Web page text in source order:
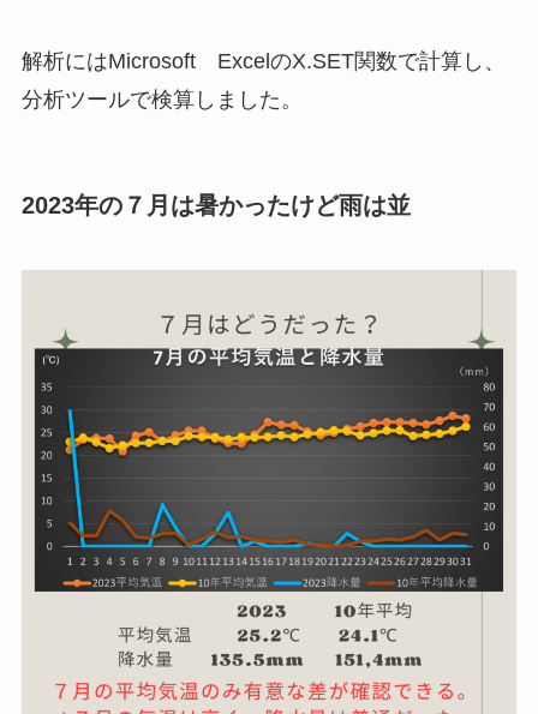
解析にはMicrosoft ExcelのX.SET関数で計算し、
分析ツールで検算しました。
2023年の７月は暑かったけど雨は並